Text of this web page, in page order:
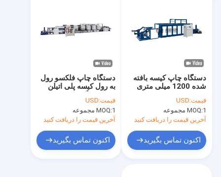
دستگاه چاپ فلکسو رول
به رول کیسه پلی اتیلن
قیمت:USD
MOQ:1 مجموعه
آخرین قیمت را دریافت کنید
اکنون تماس بگیرید
دستگاه چاپ کیسه بافته
شده 1200 میلی متری
قیمت:USD
MOQ:1 مجموعه
آخرین قیمت را دریافت کنید
اکنون تماس بگیرید